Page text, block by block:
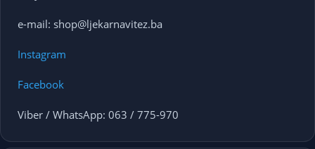
e-mail: shop@ljekarnavitez.ba
Instagram
Facebook
Viber / WhatsApp: 063 / 775-970